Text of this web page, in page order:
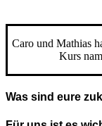
Caro und Mathias
Kurs
Was sind eure